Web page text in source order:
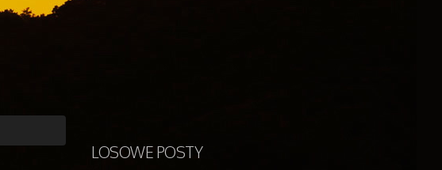
LOSOWE POSTY